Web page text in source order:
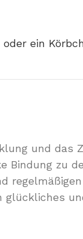
ein
und das
Bindung zu
glückliches